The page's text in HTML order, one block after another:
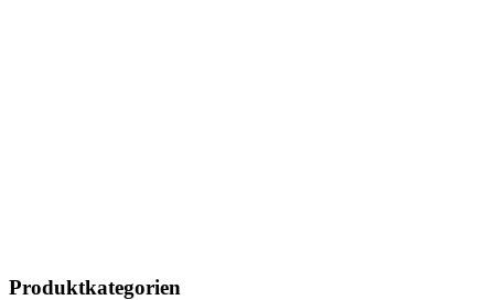
Produktkategorien